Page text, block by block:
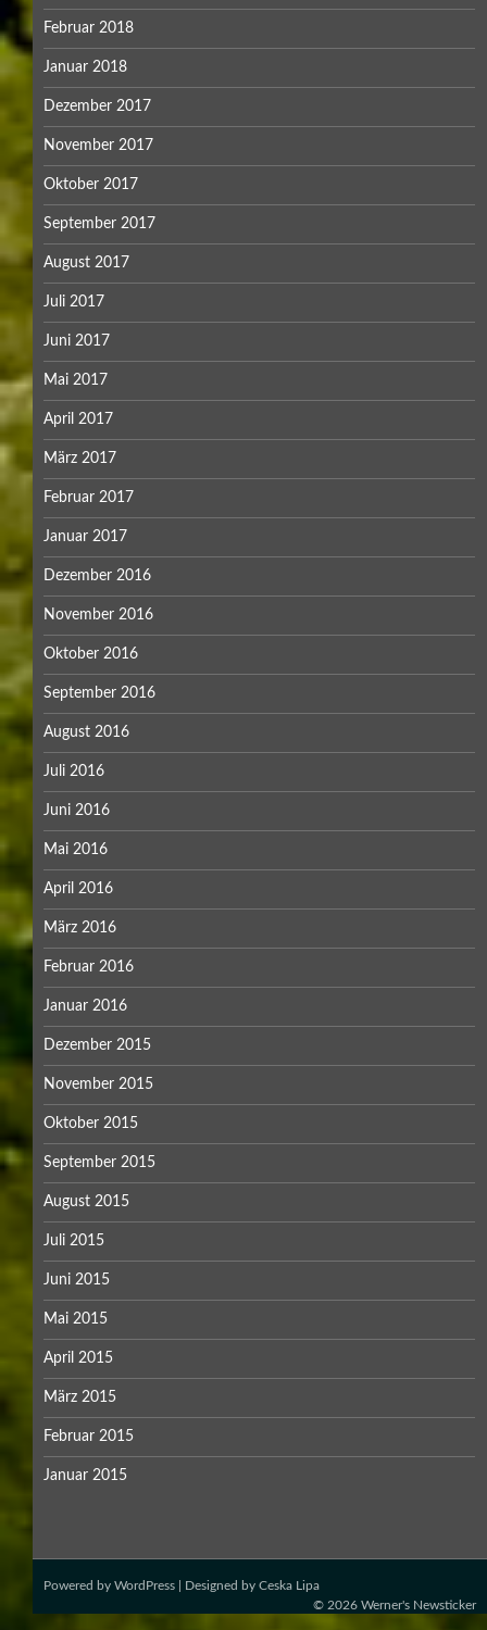
Februar 2018
Januar 2018
Dezember 2017
November 2017
Oktober 2017
September 2017
August 2017
Juli 2017
Juni 2017
Mai 2017
April 2017
März 2017
Februar 2017
Januar 2017
Dezember 2016
November 2016
Oktober 2016
September 2016
August 2016
Juli 2016
Juni 2016
Mai 2016
April 2016
März 2016
Februar 2016
Januar 2016
Dezember 2015
November 2015
Oktober 2015
September 2015
August 2015
Juli 2015
Juni 2015
Mai 2015
April 2015
März 2015
Februar 2015
Januar 2015
Powered by WordPress | Designed by Ceska Lipa
© 2026 Werner's Newsticker